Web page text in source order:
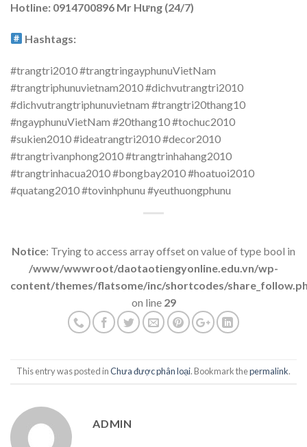
Hotline: 0914700896 Mr Hưng (24/7)
Hashtags:
#trangtri2010 #trangtringayphunuVietNam
#trangtriphunuvietnam2010 #dichvutrangtri2010
#dichvutrangtriphunuvietnam #trangtri20thang10
#ngayphunuVietNam #20thang10 #tochuc2010
#sukien2010 #ideatrangtri2010 #decor2010
#trangtrivanphong2010 #trangtrinhahang2010
#trangtrinhacua2010 #bongbay2010 #hoatuoi2010
#quatang2010 #tovinhphunu #yeuthuongphunu
Notice: Trying to access array offset on value of type bool in
/www/wwwroot/daotaotiengyonline.edu.vn/wp-
content/themes/flatsome/inc/shortcodes/
on line 29
This entry was posted inChưa được phân loại. Bookmark thepermalink.
ADMIN